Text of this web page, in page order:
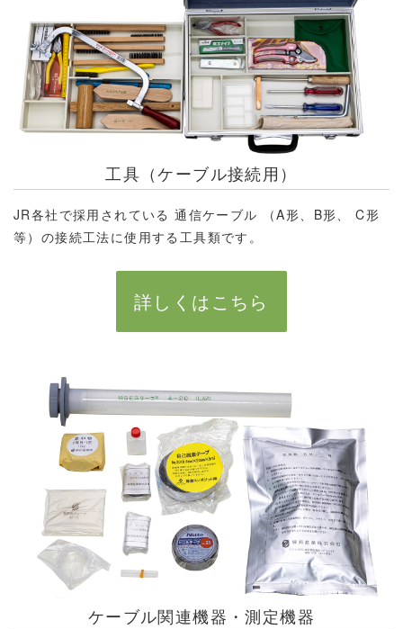
工具（ケーブル接続用）
JR各社で採用されている 通信ケーブル （A形、B形、 C形
等）の接続工法に使用する工具類です。
詳しくはこちら
ケーブル関連機器・測定機器